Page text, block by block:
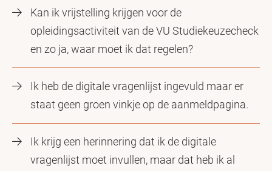
Kan ik vrijstelling krijgen voor de
opleidingsactiviteit van de VU Studiekeuzecheck
en zo ja, waar moet ik dat regelen?
Ik heb de digitale vragenlijst ingevuld maar er
staat geen groen vinkje op de aanmeldpagina.
Ik krijg een herinnering dat ik de digitale
vragenlijst moet invullen, maar dat heb ik al